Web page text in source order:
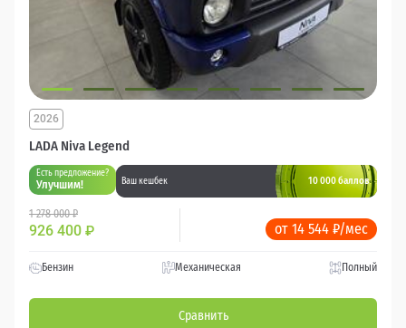
LADA Niva Legend
2026
Есть предложение?
Улучшим! Ваш кешбек 10 000 баллов
1 278 000 ₽
926 400 ₽ от 14 544 ₽/мес
Бензин Механическая Полный
Сравнить